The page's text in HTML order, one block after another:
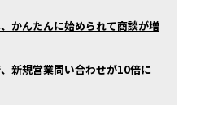
かんたんに始められて商談が増
新規営業問い合わせが10倍に